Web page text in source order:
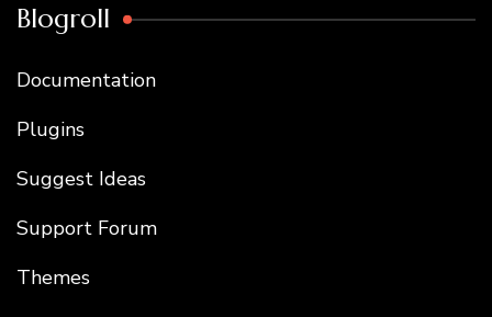
Blogroll
Documentation
Plugins
Suggest Ideas
Support Forum
Themes